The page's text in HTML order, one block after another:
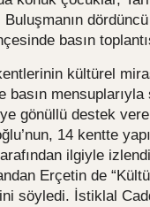
Buluşmanın
basın
kültürel
gönüllü destek
14 kentte
ilgiyle
Erçetin de
söyledi. İstiklal